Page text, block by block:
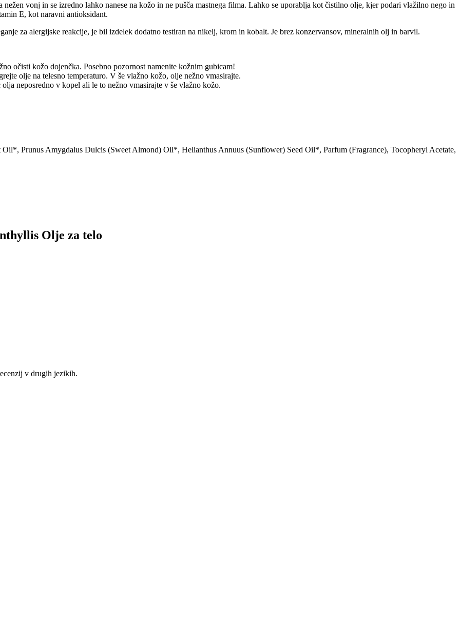
vonj in se izredno lahko nanese na kožo in ne pušča mastnega filma. Lahko se uporablja kot čistilno olje, kjer podari vlažilno nego in
E, kot naravni antioksidant.
za alergijske reakcije, je bil izdelek dodatno testiran na nikelj, krom in kobalt. Je brez konzervansov, mineralnih olj in barvil.
očisti kožo dojenčka. Posebno pozornost namenite kožnim gubicam!
olje na telesno temperaturo. V še vlažno kožo, olje nežno vmasirajte.
neposredno v kopel ali le to nežno vmasirajte v še vlažno kožo.
Prunus Amygdalus Dulcis (Sweet Almond) Oil*, Helianthus Annuus (Sunflower) Seed Oil*, Parfum (Fragrance), Tocopheryl Acetate,
Olje za telo
v drugih jezikih.